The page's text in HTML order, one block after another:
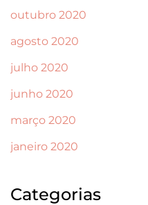
outubro 2020
agosto 2020
julho 2020
junho 2020
março 2020
janeiro 2020
Categorias